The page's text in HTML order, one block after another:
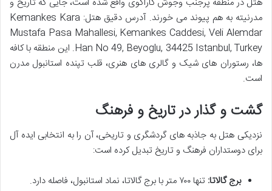
مدرنیته به هم پیوند می خورند. آدرس دقیق هتل: Kemankes Kara
Mustafa Pasa Mahallesi, Kemankes Caddesi, Veli Alemdar
Han No 49, Beyoglu, 34425 Istanbul, Turkey. این منطقه با کافه
ها، رستوران های شیک و گالری های هنری، قلب تپنده استانبول مدرن
است.
گشت و گذار در تاریخ و فرهنگ
نزدیکی هتل به جاذبه های گردشگری و تاریخی، آن را به انتخابی ایده آل
برای دوستداران فرهنگ و تاریخ تبدیل کرده است:
برج گالاتا:
تنها ۷۰۰ متر با برج گالاتا، نماد استانبول، فاصله دارد.